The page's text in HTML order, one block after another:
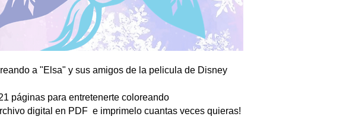
a "Elsa" y sus amigos de la pelicula de Disney
páginas para entretenerte coloreando
digital en PDF e imprimelo cuantas veces quieras!